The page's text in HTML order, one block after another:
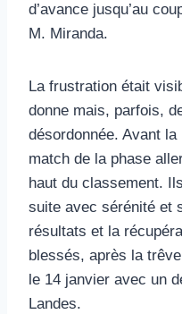
d’avance jusqu’au
M. Miranda.
La frustration était
donne mais, parfois,
désordonnée. Avant
match de la phase
haut du classement.
suite avec sérénité et
résultats et la
blessés, après la
le 14 janvier avec un
Landes.